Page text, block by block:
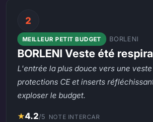
2
MEILLEUR PETIT BUDGET BORLENI
BORLENI Veste été
L'entrée la plus douce vers une
protections CE et inserts
exploser le budget.
★4.2/5 NOTE INTERCAR